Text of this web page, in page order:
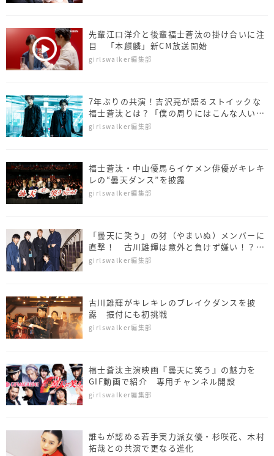
先輩江口洋介と後輩福士蒼汰の掛け合いに注
目 「本麒麟」新CM放送開始
girlswalker編集部
7年ぶりの共演！吉沢亮が語るストイックな
福士蒼汰とは？「僕の周りにはこんな人いな
い」
girlswalker編集部
福士蒼汰・中山優馬らイケメン俳優がキレキ
レの“曇天ダンス”を披露
girlswalker編集部
「曇天に笑う」の犲（やまいぬ）メンバーに
直撃！ 古川雄輝は意外と負けず嫌い！？
イケメン５人の素顔公開！
girlswalker編集部
古川雄輝がキレキレのブレイクダンスを披
露 振付にも初挑戦
girlswalker編集部
福士蒼汰主演映画『曇天に笑う』の魅力を
GIF動画で紹介 専用チャンネル開設
girlswalker編集部
誰もが認める若手実力派女優・杉咲花、木村
拓哉との共演で更なる進化